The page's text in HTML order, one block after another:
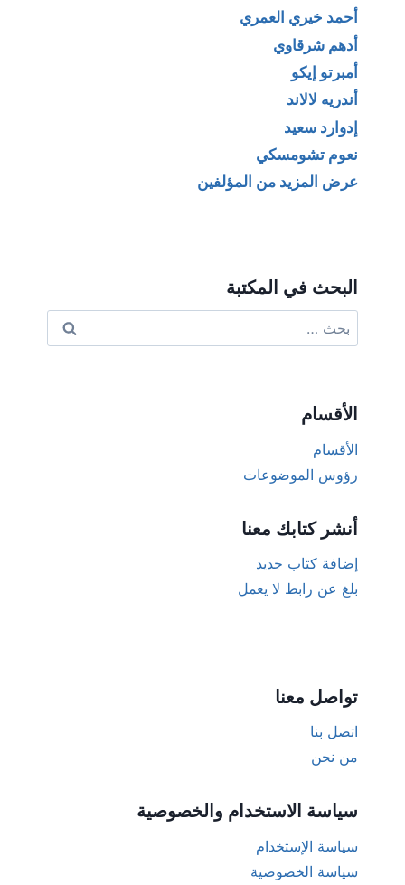
أحمد خيري العمري
أدهم شرقاوي
أمبرتو إيكو
أندريه لالاند
إدوارد سعيد
نعوم تشومسكي
عرض المزيد من المؤلفين
البحث في المكتبة
عن:
الأقسام
الأقسام
رؤوس الموضوعات
أنشر كتابك معنا
إضافة كتاب جديد
بلغ عن رابط لا يعمل
تواصل معنا
اتصل بنا
من نحن
سياسة الاستخدام والخصوصية
سياسة الإستخدام
سياسة الخصوصية